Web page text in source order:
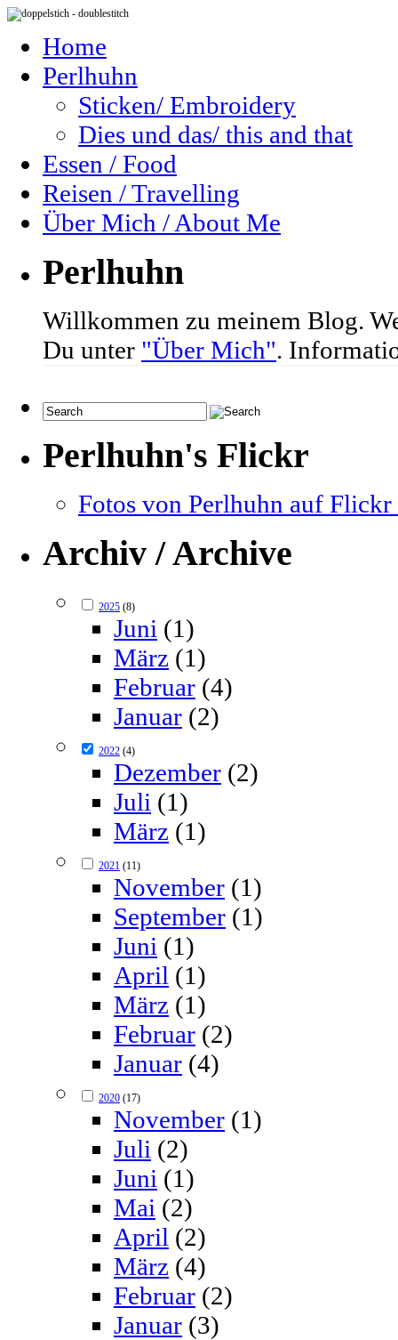
Home
Perlhuhn
Sticken/ Embroidery
Dies und das/ this and that
Essen / Food
Reisen / Travelling
Über Mich / About Me
Perlhuhn
Willkommen zu meinem Blog.
Du unter "Über Mich".
Perlhuhn's Flickr
Fotos von Perlhuhn auf
Archiv / Archive
2025 (8)
Juni (1)
März (1)
Februar (4)
Januar (2)
2022 (4)
Dezember (2)
Juli (1)
März (1)
2021 (11)
November (1)
September (1)
Juni (1)
April (1)
März (1)
Februar (2)
Januar (4)
2020 (17)
November (1)
Juli (2)
Juni (1)
Mai (2)
April (2)
März (4)
Februar (2)
Januar (3)